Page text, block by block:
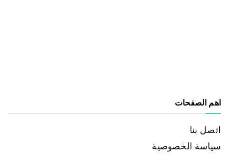
اهم الصفحات
اتصل بنا
سياسة الخصوصية